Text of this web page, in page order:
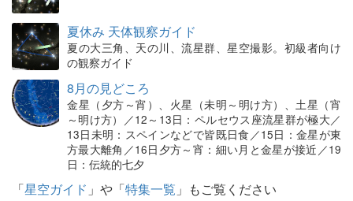
夏休み 天体観察ガイド
夏の大三角、天の川、流星群、星空撮影。初級者向け
の観察ガイド
8月の見どころ
金星（夕方～宵）、火星（未明～明け方）、土星（宵
～明け方）／12～13日：ペルセウス座流星群が極大／
13日未明：スペインなどで皆既日食／15日：金星が東
方最大離角／16日夕方～宵：細い月と金星が接近／19
日：伝統的七夕
「星空ガイド 」や「特集一覧 」もご覧ください